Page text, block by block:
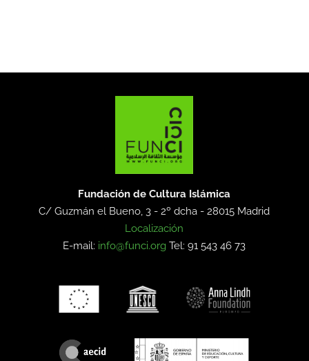
Fundación de Cultura Islámica
C/ Guzmán el Bueno, 3 - 2º dcha -28015 Madrid
Localización
E-mail: info@funci.org Tel: 91 543 46 73